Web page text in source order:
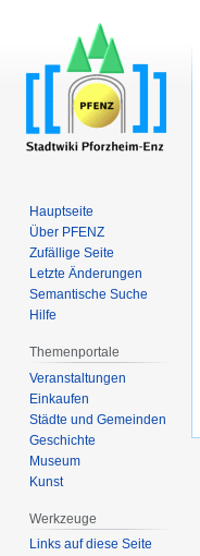
Hauptseite
Über PFENZ
Zufällige Seite
Letzte Änderungen
Semantische Suche
Hilfe
Themenportale
Veranstaltungen
Einkaufen
Städte und Gemeinden
Geschichte
Museum
Kunst
Werkzeuge
Links auf diese Seite